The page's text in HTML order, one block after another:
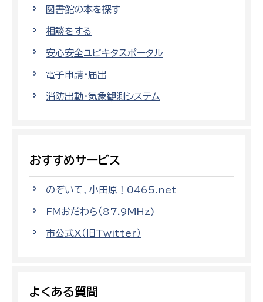
図書館の本を探す
相談をする
安心安全ユビキタスポータル
電子申請・届出
消防出動・気象観測システム
おすすめサービス
のぞいて、小田原！0465.net
FMおだわら（87.9MHz)
市公式X（旧Twitter）
よくある質問